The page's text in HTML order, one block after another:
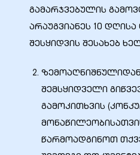
გამარჯვებულის
არაუგვიანეს 10
შესყიდვის შესახებ
შემსყიდველი
გამოკითხვის
წარმოადგინოთ